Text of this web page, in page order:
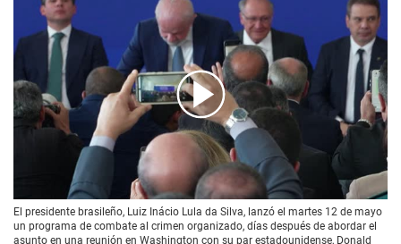
01:44
El presidente brasileño, Luiz Inácio Lula da Silva, lanzó el martes 12 de mayo
un programa de combate al crimen organizado, días después de abordar el
asunto en una reunión en Washington con su par estadounidense, Donald